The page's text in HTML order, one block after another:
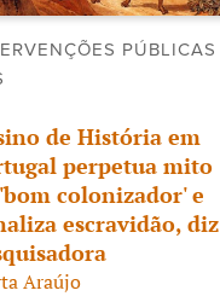
PÚBLICAS
de História em
perpetua mito
colonizador' e
escravidão, diz
Araújo